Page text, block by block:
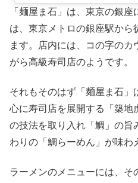
「麺屋ま石」は、東京の銀
は、東京メトロの銀座駅から
ます。店内には、コの字の
がら高級寿司店のようです。
それもそのはず「麺屋ま石」
心に寿司店を展開する「築地
の技法を取り入れ「鯛」の旨
わりの「鯛らーめん」が味わ
ラーメンのメニューには、そ